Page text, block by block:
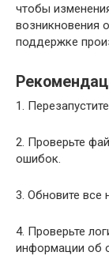
чтобы
возникновения
поддержке
1.
2. Проверьте
ошибок.
3. Обновите все
4. Проверьте
информации об